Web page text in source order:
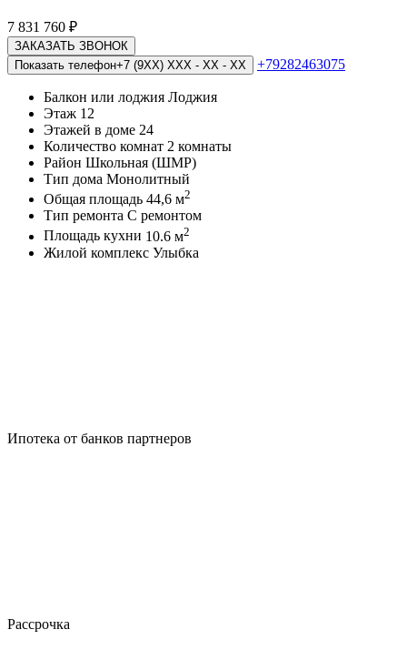
7 831 760 ₽
ЗАКАЗАТЬ ЗВОНОК
Показать телефон+7 (9XX) XXX - XX - XX +79282463075
Балкон или лоджия Лоджия
Этаж 12
Этажей в доме 24
Количество комнат 2 комнаты
Район Школьная (ШМР)
Тип дома Монолитный
Общая площадь 44,6 м2
Тип ремонта С ремонтом
Площадь кухни 10.6 м2
Жилой комплекс Улыбка
Ипотека от банков партнеров
Рассрочка